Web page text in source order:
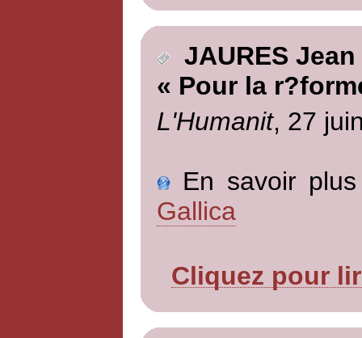
JAURES Jean
« Pour la
L'Humanit, 27
En savoir
Gallica
Cliquez pour